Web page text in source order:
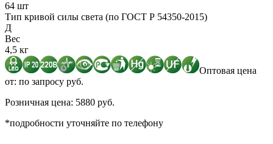
64 шт
Тип кривой силы света (по ГОСТ Р 54350-2015)
Д
Вес
4,5 кг
Оптовая цена
от: по запросу руб.
Розничная цена: 5880 руб.
*подробности уточняйте по телефону